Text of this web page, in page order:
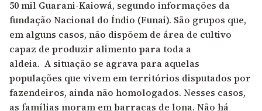
50 mil Guarani-Kaiowá, segundo informações da
fundação Nacional do Índio (Funai). São grupos que,
em alguns casos, não dispõem de área de cultivo
capaz de produzir alimento para toda a
aldeia. A situação se agrava para aquelas
populações que vivem em territórios disputados por
fazendeiros, ainda não homologados. Nesses casos,
as famílias moram em barracas de lona. Não há